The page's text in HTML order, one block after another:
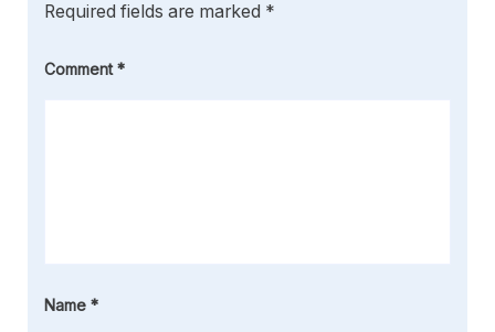
Required fields are marked *
Comment*
Name *